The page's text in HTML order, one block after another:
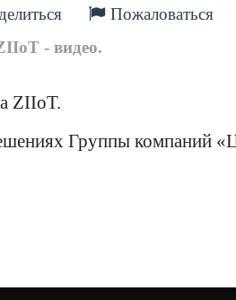
Пожаловаться
- видео.
ZIIоT.
Группы компаний